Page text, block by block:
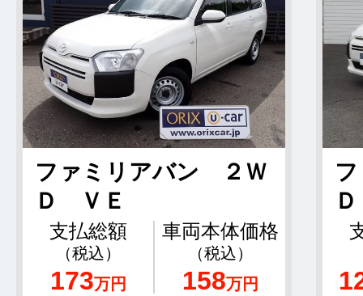
ファミリアバン ２Ｗ
Ｄ ＶＥ
支払総額
（税込）
173万円
車両本体価格
（税込）
158万円